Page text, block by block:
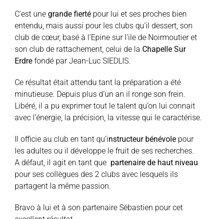
C’est une grande fierté pour lui et ses proches bien
entendu, mais aussi pour les clubs qu’il dessert, son
club de cœur, basé à l’Epine sur l’ile de Noirmoutier et
son club de rattachement, celui de la Chapelle Sur
Erdre fondé par Jean-Luc SIEDLIS.
Ce résultat était attendu tant la préparation a été
minutieuse. Depuis plus d’un an il ronge son frein.
Libéré, il a pu exprimer tout le talent qu’on lui connait
avec l’énergie, la précision, la vitesse qui le caractérise.
Il officie au club en tant qu’instructeur bénévole pour
les adultes ou il développe le fruit de ses recherches.
A défaut, il agit en tant que partenaire de haut niveau
pour ses collègues des 2 clubs avec lesquels ils
partagent la même passion.
Bravo à lui et à son partenaire Sébastien pour cet